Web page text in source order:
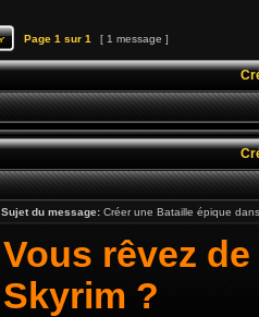
Page 1 sur 1 [ 1 message ]
Sujet du message: Créer une Bataille épique
Vous rêvez
Skyrim ?